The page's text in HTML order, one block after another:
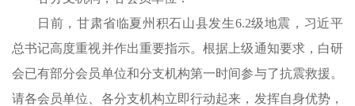
日前，甘肃省临夏州积石山县发生6.2级地震，习近平
总书记高度重视并作出重要指示。根据上级通知要求，白研
会已有部分会员单位和分支机构第一时间参与了抗震救援。
请各会员单位、各分支机构立即行动起来，发挥自身优势，